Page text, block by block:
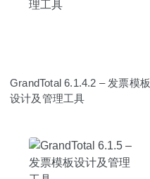
GrandTotal 6.1.4.2 – 发票模板
设计及管理工具